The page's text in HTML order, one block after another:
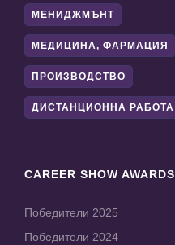
МЕНИДЖМЪНТ
МЕДИЦИНА, ФАРМАЦИЯ
ПРОИЗВОДСТВО
ДИСТАНЦИОННА РАБОТА
CAREER SHOW AWARDS
Победители 2025
Победители 2024